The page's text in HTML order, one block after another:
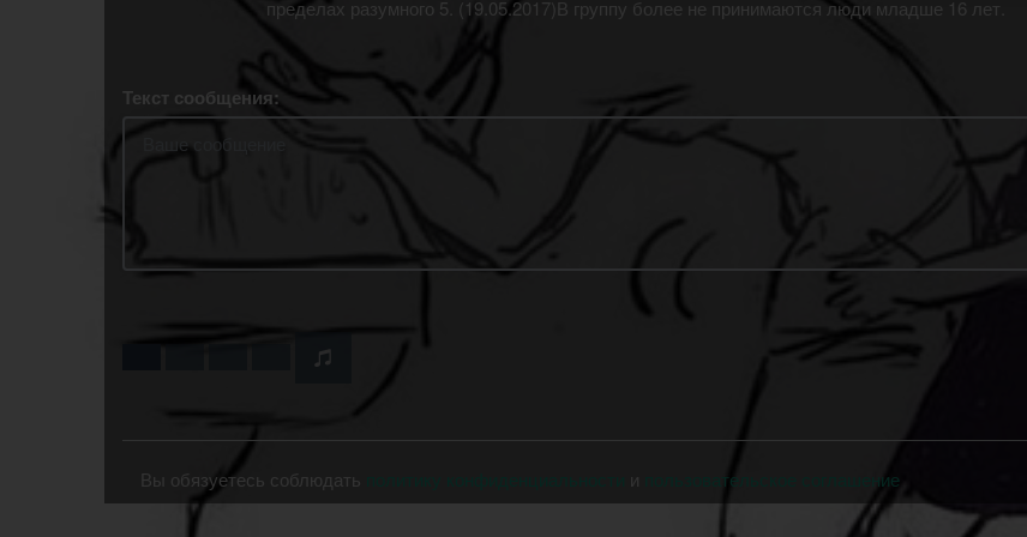
пределах разумного 5. (19.05.2017)В группу более не принимаются люди младше 16 лет.
Текст сообщения:
Вы обязуетесь соблюдать и пользовательское соглашение